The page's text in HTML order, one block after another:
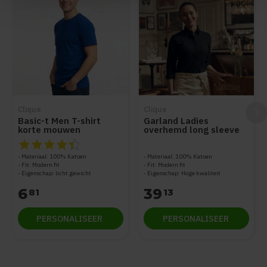
Basic-t Men T-shirt
korte mouwen
De beoordeling van dit product is
Materiaal: 100% Katoen
Fit: Modern fit
Eigenschap: licht gewicht
681
PERSONALISEER
Garland Ladies
overhemd long sleeve
Materiaal: 100% Katoen
Fit: Modern fit
Eigenschap: Hoge kwaliteit
39 13
PERSONALISEER